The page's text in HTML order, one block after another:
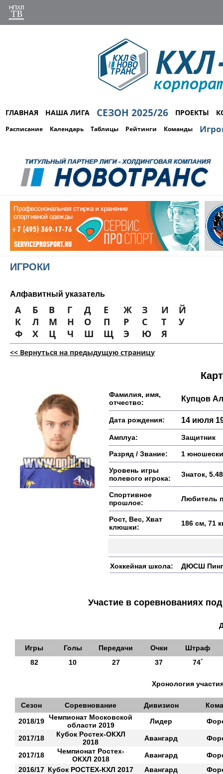
ГЛАВНАЯ НАША ЛИГА СЕЗОН 2025/26 ПРОЕКТЫ
Расписание Календарь Таблицы Рейтинги Команды
ИГРОКИ
Алфавитный указатель
А Б В Г Д Е Ж З И
Й
К
Л М Н О П Р С Т
У
Ф
Х Ц Ч Ш Щ Э Ю Я
<< Вернуться на предыдущую страницу
Фамилия, имя,
отчество:
Купцов
Дата рождения: 14 июля
Амплуа: Защитник
Разряд / Звание: 1
Уровень игры
полевого игрока:
Знаток, 5.48
Спортивное
прошлое:
Любитель
Рост, Вес, Хват
клюшки:
186 см, 71
Хоккейная школа: ДЮСШ
Участие в соревнованиях
Игры Голы Передачи Очки
Штраф
82
10 27 37 74´
Хронология
Сезон Соревнование Дивизион
2018/19 Чемпионат Московской
области 2019
Лидер
2017/18
Кубок Ростех-ОКХЛ
2018
Авангард
2017/18
Чемпионат Ростех-
ОКХЛ 2018
Авангард
2016/17 Кубок РОСТЕХ-КХЛ 2017 Авангард